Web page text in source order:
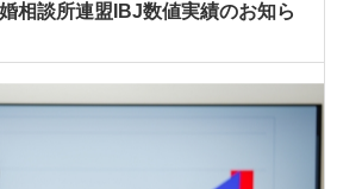
相談所連盟IBJ数値実績のお知ら